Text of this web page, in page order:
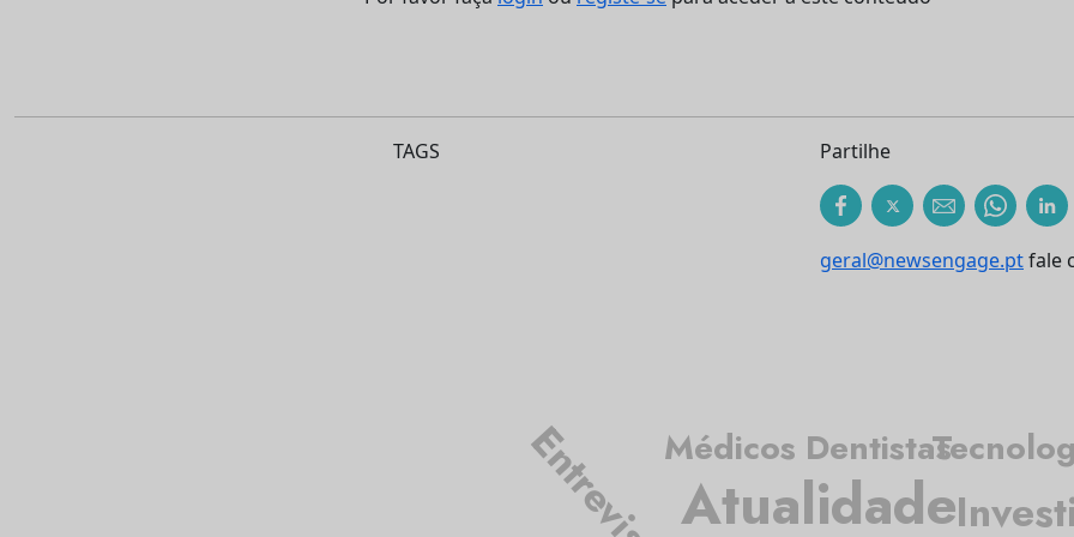
TAGS Partilhe
geral@newsengage.ptfale
Atualidade
Médicos Dentistas
Entrevista